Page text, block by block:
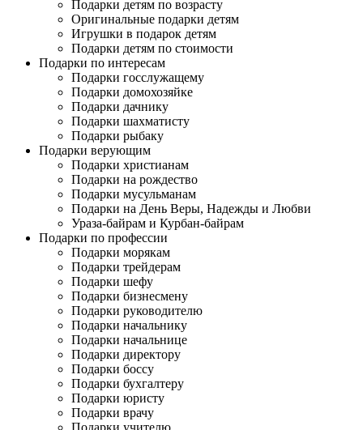
Подарки детям по возрасту
Оригинальные подарки детям
Игрушки в подарок детям
Подарки детям по стоимости
Подарки по интересам
Подарки госслужащему
Подарки домохозяйке
Подарки дачнику
Подарки шахматисту
Подарки рыбаку
Подарки верующим
Подарки христианам
Подарки на рождество
Подарки мусульманам
Подарки на День Веры, Надежды и Любви
Ураза-байрам и Курбан-байрам
Подарки по профессии
Подарки морякам
Подарки трейдерам
Подарки шефу
Подарки бизнесмену
Подарки руководителю
Подарки начальнику
Подарки начальнице
Подарки директору
Подарки боссу
Подарки бухгалтеру
Подарки юристу
Подарки врачу
Подарки учителю